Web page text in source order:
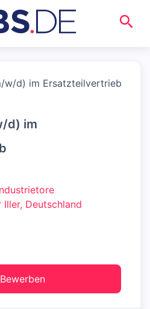
w/d) im Ersatzteilvertrieb
d) im
Iller, Deutschland
Bewerben